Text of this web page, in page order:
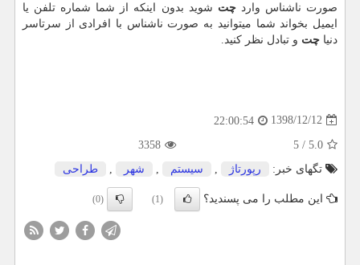
صورت ناشناس واردچت شوید بدون اینکه از شما شماره تلفن یا
ایمیل بخواند شما میتوانید به صورت ناشناس با افرادی از سرتاسر
دنیا چت و تبادل نظر کنید.
1398/12/12
22:00:54
5.0
/
5
3358
تگهای خبر:
رپورتاژ سیستم شهر طراحی
این مطلب را می پسندید؟ (1)
(0)